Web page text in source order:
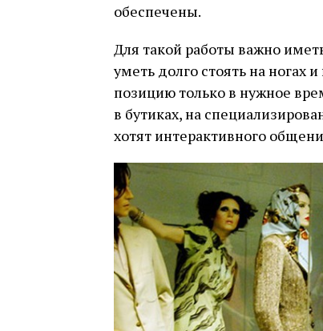
обеспечены.
Для такой работы важно
уметь долго стоять на ногах
позицию только в нужное
в бутиках, на
хотят интерактивного